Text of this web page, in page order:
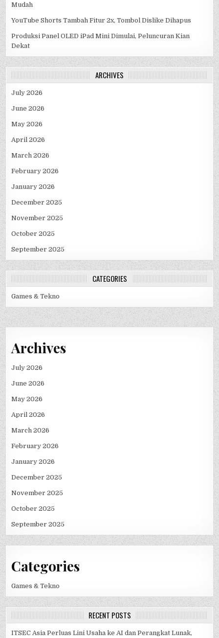
Mudah
YouTube Shorts Tambah Fitur 2x, Tombol Dislike Dihapus
Produksi Panel OLED iPad Mini Dimulai, Peluncuran Kian
Dekat
ARCHIVES
July 2026
June 2026
May 2026
April 2026
March 2026
February 2026
January 2026
December 2025
November 2025
October 2025
September 2025
CATEGORIES
Games & Tekno
Archives
July 2026
June 2026
May 2026
April 2026
March 2026
February 2026
January 2026
December 2025
November 2025
October 2025
September 2025
Categories
Games & Tekno
RECENT POSTS
ITSEC Asia Perluas Lini Usaha ke AI dan Perangkat Lunak,